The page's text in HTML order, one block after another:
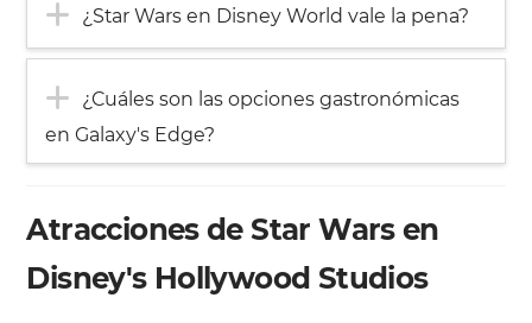
¿Star Wars en Disney World vale la pena?
¿Cuáles son las opciones gastronómicas
en Galaxy's Edge?
Atracciones de Star Wars en
Disney's Hollywood Studios